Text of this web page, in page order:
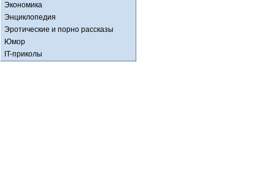
Экономика
Энциклопедия
Эротические и порно рассказы
Юмор
IT-приколы